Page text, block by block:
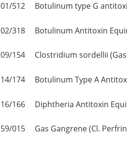
01/512 Botulinum type G
02/318 Botulinum Antitoxin
09/154 Clostridium sordellii (Gas-
14/174 Botulinum Type A
16/166 Diphtheria Antitoxin
59/015 Gas Gangrene (Cl.